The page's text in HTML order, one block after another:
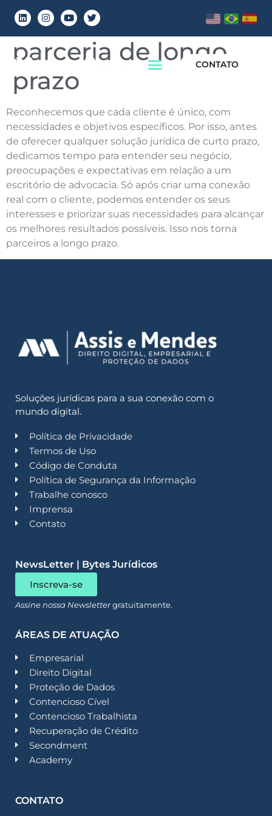
CONTATO
Foco no Cliente e
parceria de longo
prazo
Reconhecemos que cada cliente é único, com
necessidades e objetivos específicos. Por isso, antes
de oferecer qualquer solução jurídica de curto prazo,
dedicamos tempo para entender seu negócio,
preocupações e expectativas em relação a um
escritório de advocacia. Só após criar uma conexão
real com o cliente, podemos entender os seus
interesses e priorizar suas necessidades para alcançar
os melhores resultados possíveis. Isso nos torna
parceiros a longo prazo.
Soluções jurídicas para a sua conexão com o
mundo digital.
Política de Privacidade
Termos de Uso
Código de Conduta
Política de Segurança da Informação
Trabalhe conosco
Imprensa
Contato
NewsLetter | Bytes Jurídicos
Inscreva-se
Assine nossa Newslettergratuitamente.
ÁREAS DE ATUAÇÃO
Empresarial
Direito Digital
Proteção de Dados
Contencioso Cível
Contencioso Trabalhista
Recuperação de Crédito
Secondment
Academy
CONTATO